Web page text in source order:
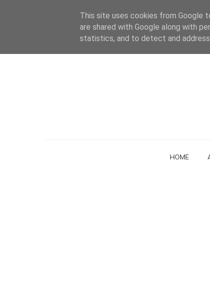
HOME
This site uses cookies from Google
are shared with Google along with
statistics, and to detect and address